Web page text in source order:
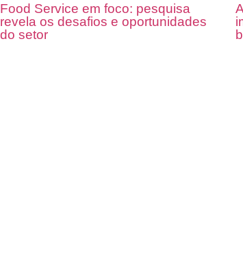
Food Service em foco: pesquisa
revela os desafios e oportunidades
do setor